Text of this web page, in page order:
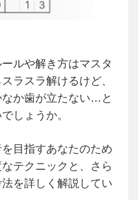
ルや解き方はマスタ
ラスラ解けるけど、
なか歯が立たない…と
しょうか。
目指すあなたのため
テクニック と、さら
法を詳しく解説してい